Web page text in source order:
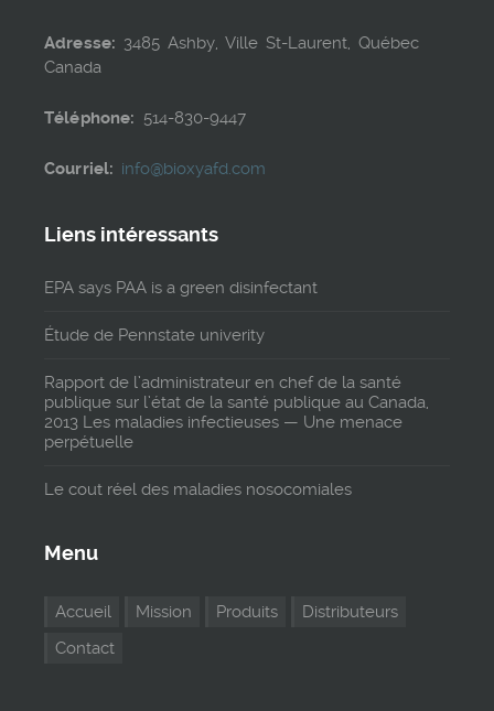
Adresse: 3485 Ashby, Ville St-Laurent, Québec
Canada
Téléphone: 514-830-9447
Courriel: info@bioxyafd.com
Liens intéressants
EPA says PAA is a green disinfectant
Étude de Pennstate univerity
Rapport de l’administrateur en chef de la santé
publique sur l’état de la santé publique au Canada,
2013 Les maladies infectieuses — Une menace
perpétuelle
Le cout réel des maladies nosocomiales
Menu
Accueil Mission Produits
Distributeurs
Contact